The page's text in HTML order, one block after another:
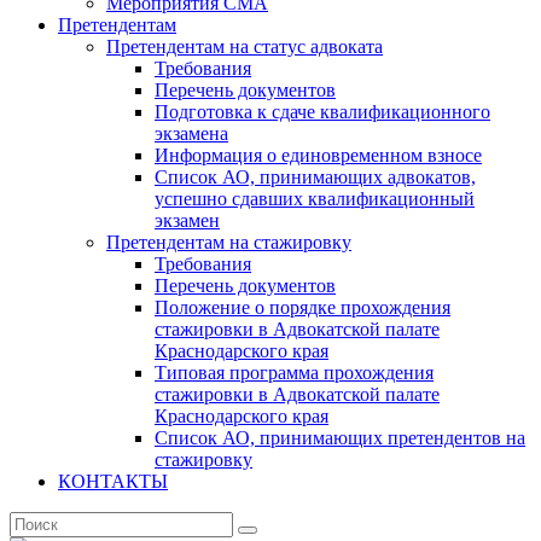
Претендентам
Претендентам на статус адвоката
Требования
Перечень документов
Подготовка к сдаче квалификационного
экзамена
Информация о единовременном взносе
Список АО, принимающих адвокатов,
успешно сдавших квалификационный
экзамен
Претендентам на стажировку
Требования
Перечень документов
Положение о порядке прохождения
стажировки в Адвокатской палате
Краснодарского края
Типовая программа прохождения
стажировки в Адвокатской палате
Краснодарского края
Список АО, принимающих претендентов на
стажировку
КОНТАКТЫ